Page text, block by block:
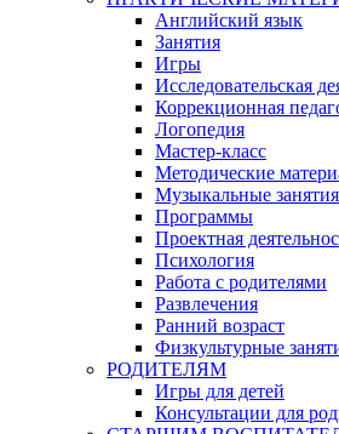
Английский язык
Занятия
Игры
Исследовательская
Коррекционная
Логопедия
Мастер-класс
Методические
Музыкальные
Программы
Проектная
Психология
Работа с родителями
Развлечения
Ранний возраст
Физкультурные
РОДИТЕЛЯМ
Игры для детей
Консультации для